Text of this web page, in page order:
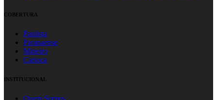
COBERTURA
Paulista
Paranaense
Mineiro
Carioca
INSTITUCIONAL
Quem Somos